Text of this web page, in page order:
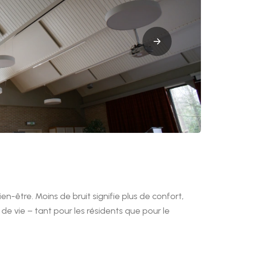
être. Moins de bruit signifie plus de confort,
vie – tant pour les résidents que pour le